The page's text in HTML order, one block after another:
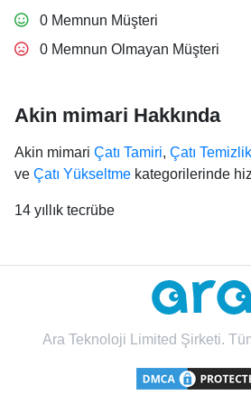
0 Memnun Müşteri
0 Memnun Olmayan Müşteri
Akin mimari Hakkında
Akin mimari Çatı Tamiri, Çatı
ve Çatı Yükseltme kategorilerinde
14 yıllık tecrübe
Ara Teknoloji Limited Şirketi.